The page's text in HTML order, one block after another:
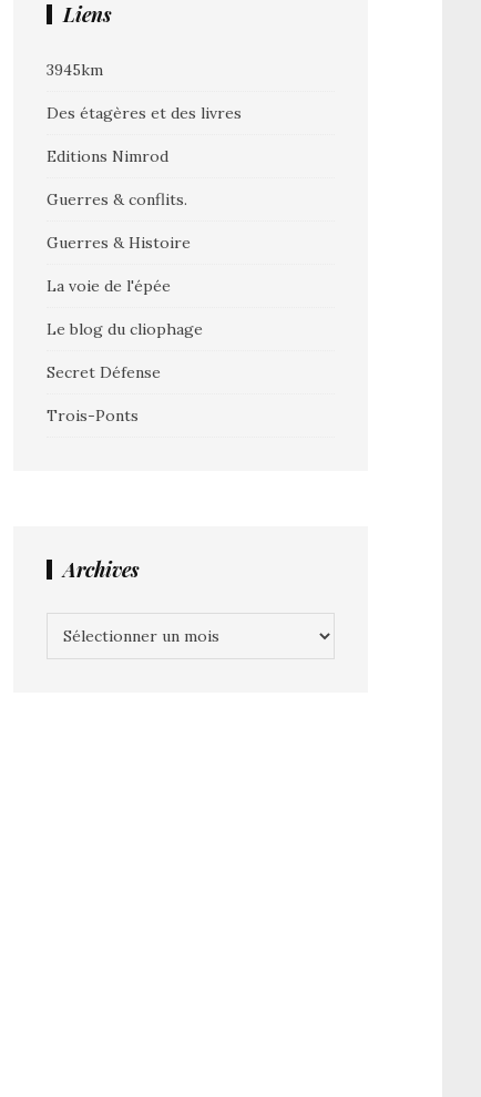
Liens
3945km
Des étagères et des livres
Editions Nimrod
Guerres & conflits.
Guerres & Histoire
La voie de l'épée
Le blog du cliophage
Secret Défense
Trois-Ponts
Archives